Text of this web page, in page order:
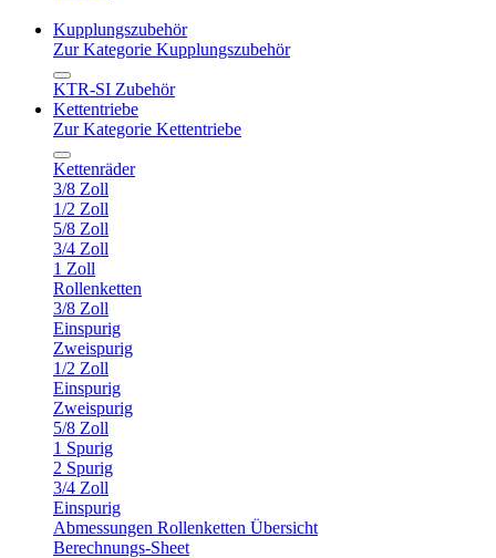
Kupplungszubehör
Zur Kategorie Kupplungszubehör
KTR-SI Zubehör
Kettentriebe
Zur Kategorie Kettentriebe
Kettenräder
3/8 Zoll
1/2 Zoll
5/8 Zoll
3/4 Zoll
1 Zoll
Rollenketten
3/8 Zoll
Einspurig
Zweispurig
1/2 Zoll
Einspurig
Zweispurig
5/8 Zoll
1 Spurig
2 Spurig
3/4 Zoll
Einspurig
Abmessungen Rollenketten Übersicht
Berechnungs-Sheet